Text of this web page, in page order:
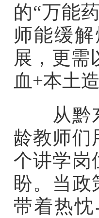
的“万能
师能缓
展，更需
血+本土
从黔东
龄教师们
个讲学岗
盼。当
带着热